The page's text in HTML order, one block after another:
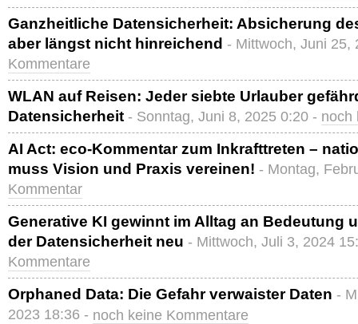
Ganzheitliche Datensicherheit: Absicherung
aber längst nicht hinreichend - Mittwoch, Juni 25,
Kommentare
WLAN auf Reisen: Jeder siebte Urlauber
Datensicherheit - Sonntag, Juni 8, 2025 0:20 - noch
AI Act: eco-Kommentar zum Inkrafttreten –
muss Vision und Praxis vereinen! - Montag,
Kommentar
Generative KI gewinnt im Alltag an Bedeutung
der Datensicherheit neu - Mittwoch, Juli 3, 2024
Kommentare
Orphaned Data: Die Gefahr verwaister Daten -
2023 18:36 - noch keine Kommentare